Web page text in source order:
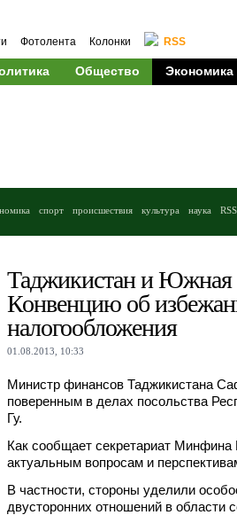
Фотолента Колонки RSS
Общество Экономика
спорт происшествия культура наука RSS
Таджикистан и Южная
Конвенцию об
налогообложения
01.08.2013, 10:33
Министр финансов Таджикистана
поверенным в делах посольства
Гу.
Как сообщает секретариат
актуальным вопросам и
В частности, стороны уделили
двусторонних отношений в области